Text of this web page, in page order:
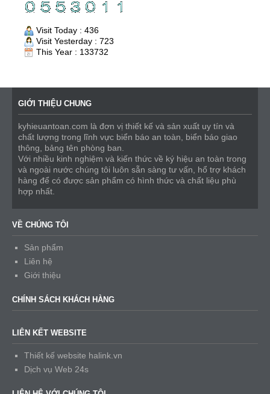
Visit Today : 436
Visit Yesterday : 723
This Year : 133732
GIỚI THIỆU CHUNG
kyhieuantoan.com là đơn vị thiết kế và sản xuất uy tín và
chất lượng trong lĩnh vực biển báo an toàn, biển báo giao
thông, bảng tên phòng ban.
Với nhiều kinh nghiệm và kiến thức về ký hiệu an toàn trong
và ngoài nước chúng tôi luôn sẵn sàng tư vấn, hổ trợ khách
hàng để có được sản phẩm có hình thức và chất liệu phù
hợp nhất.
VỀ CHÚNG TÔI
Sản phẩm
Liên hệ
Giới thiệu
CHÍNH SÁCH KHÁCH HÀNG
LIÊN KẾT WEBSITE
Thiết kế website halink.vn
Dịch vụ Web 24s